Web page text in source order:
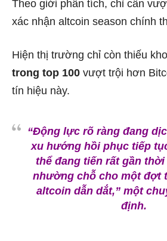
Theo giới phân tích, chỉ cần
xác nhận altcoin season chính
Hiện thị trường chỉ còn thiếu
trong top 100 vượt trội hơn
tín hiệu này.
“Động lực rõ ràng đang
xu hướng hồi phục tiếp
thể đang tiến rất gần
nhường chỗ cho một đợt
altcoin dẫn dắt,” một
định.